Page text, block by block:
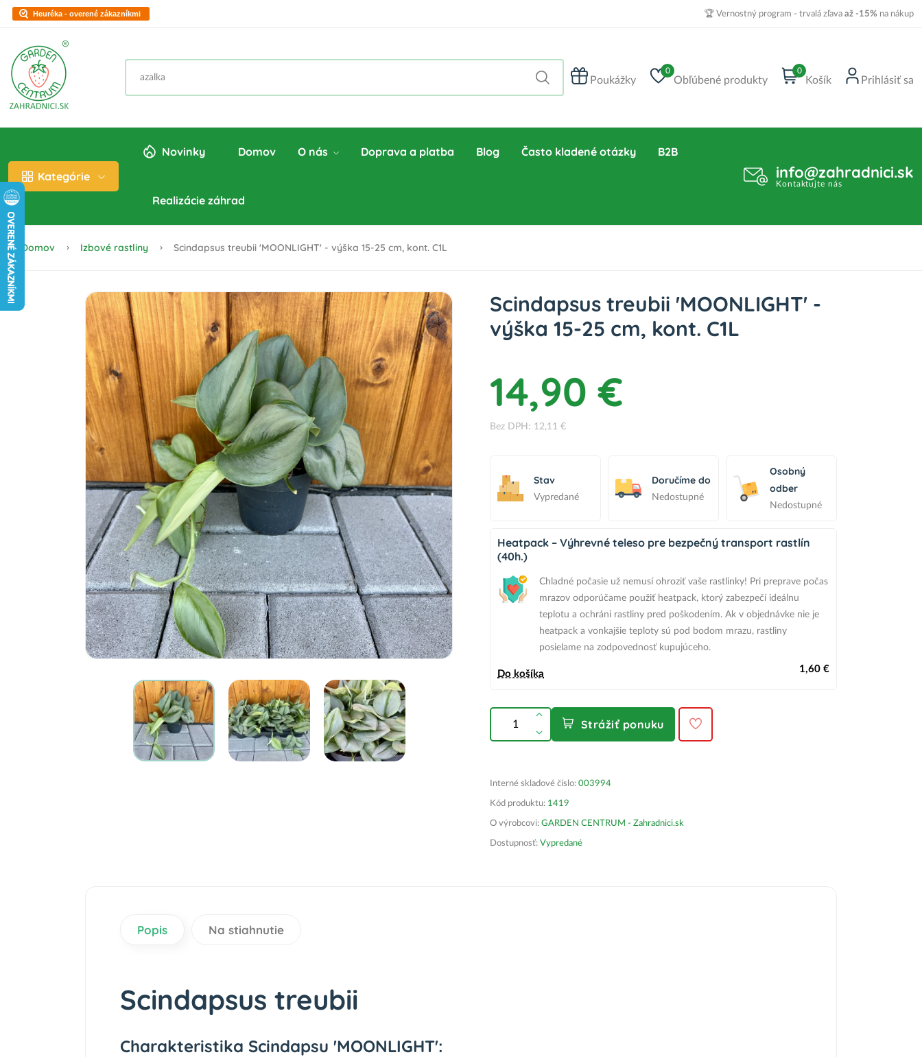
Heuréka - overené zákazníkmi 🏆 Vernostný program - trvalá zľava až -15% na nákup
Poukážky
0
Obľúbené produkty
0
Košík Prihlásiť sa
Kategórie
Novinky Domov O nás Doprava a platba Blog Často kladené otázky B2B
Realizácie záhrad
info@zahradnici.sk
Kontaktujte nás
Domov Izbové rastliny Scindapsus treubii 'MOONLIGHT' - výška 15-25 cm, kont. C1L
Scindapsus treubii 'MOONLIGHT' -
výška 15-25 cm, kont. C1L
14,90 €
Bez DPH: 12,11 €
Stav
Vypredané
Doručíme do
Nedostupné
Osobný
odber
Nedostupné
Heatpack – Výhrevné teleso pre bezpečný transport rastlín
(40h.)
Chladné počasie už nemusí ohroziť vaše rastlinky! Pri preprave počas
mrazov odporúčame použiť heatpack, ktorý zabezpečí ideálnu
teplotu a ochráni rastliny pred poškodením. Ak v objednávke nie je
heatpack a vonkajšie teploty sú pod bodom mrazu, rastliny
posielame na zodpovednosť kupujúceho.
Do košíka 1,60 €
Strážiť ponuku
Interné skladové číslo: 003994
Kód produktu: 1419
O výrobcovi: GARDEN CENTRUM - Zahradnici.sk
Dostupnosť: Vypredané
Popis Na stiahnutie
Scindapsus treubii
Charakteristika Scindapsu 'MOONLIGHT':